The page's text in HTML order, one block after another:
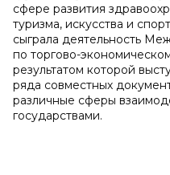
сфере развития
туризма, искусства и
сыграла деятельность
по торгово-
результатом которой
ряда совместных
различные сферы
государствами.